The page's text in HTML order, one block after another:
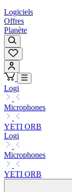
Logiciels
Offres
Planète
Logi
Microphones
YETI ORB
Logi
Microphones
YETI ORB